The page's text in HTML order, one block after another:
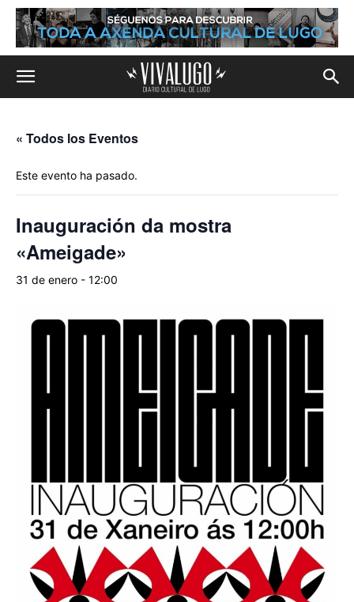
« Todos los Eventos
Este evento ha pasado.
Inauguración da mostra
«Ameigade»
31 de enero - 12:00